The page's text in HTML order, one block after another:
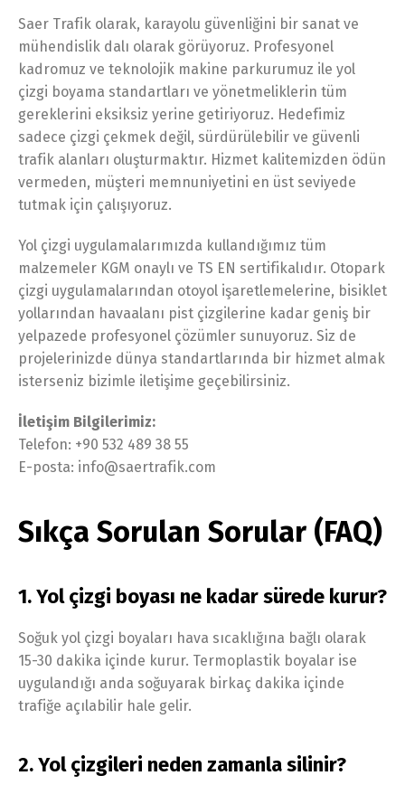
Saer Trafik olarak, karayolu güvenliğini bir sanat ve
mühendislik dalı olarak görüyoruz. Profesyonel
kadromuz ve teknolojik makine parkurumuz ile yol
çizgi boyama standartları ve yönetmeliklerin tüm
gereklerini eksiksiz yerine getiriyoruz. Hedefimiz
sadece çizgi çekmek değil, sürdürülebilir ve güvenli
trafik alanları oluşturmaktır. Hizmet kalitemizden ödün
vermeden, müşteri memnuniyetini en üst seviyede
tutmak için çalışıyoruz.
Yol çizgi uygulamalarımızda kullandığımız tüm
malzemeler KGM onaylı ve TS EN sertifikalıdır. Otopark
çizgi uygulamalarından otoyol işaretlemelerine, bisiklet
yollarından havaalanı pist çizgilerine kadar geniş bir
yelpazede profesyonel çözümler sunuyoruz. Siz de
projelerinizde dünya standartlarında bir hizmet almak
isterseniz bizimle iletişime geçebilirsiniz.
İletişim Bilgilerimiz:
Telefon: +90 532 489 38 55
E-posta: info@saertrafik.com
Sıkça Sorulan Sorular (FAQ)
1. Yol çizgi boyası ne kadar sürede kurur?
Soğuk yol çizgi boyaları hava sıcaklığına bağlı olarak
15-30 dakika içinde kurur. Termoplastik boyalar ise
uygulandığı anda soğuyarak birkaç dakika içinde
trafiğe açılabilir hale gelir.
2. Yol çizgileri neden zamanla silinir?